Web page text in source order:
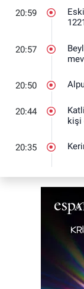
20:59
20:57
20:50
20:44
kişi
20:35